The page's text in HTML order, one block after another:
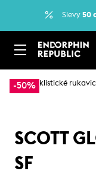
Slevy 50
-50%
… Cyklistické
SCOTT
SF